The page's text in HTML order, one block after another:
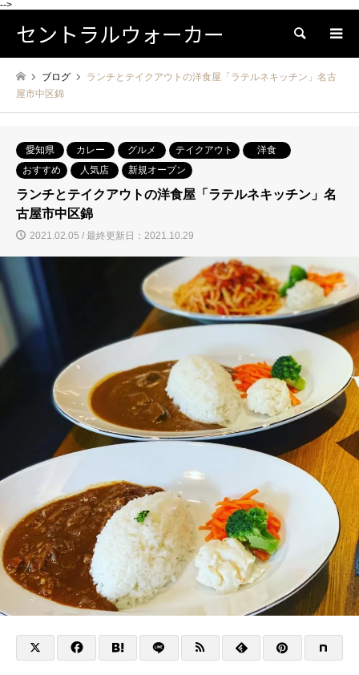
-->
セントラルウォーカー 検索
ブログ
ランチとテイクアウトの洋食屋「ラテルネキッチン」名古
屋市中区錦
愛知県 カレー グルメ テイクアウト
洋食
おすすめ
人気店 新規オープン
ランチとテイクアウトの洋食屋「ラテルネキッチン」名
古屋市中区錦
2021.02.05 / 最終更新日：2021.10.29